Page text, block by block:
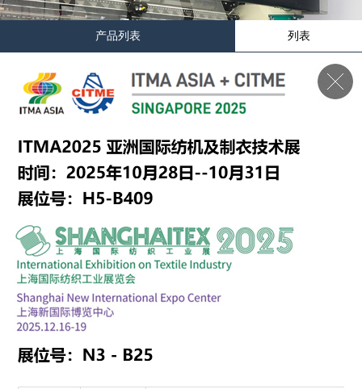
产品列表 列表
首页> 产品展示>经编机盘头
J-004 17''X14''
先进设备和生产技术